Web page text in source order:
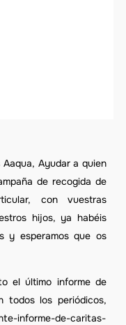
Ayudar a quien
de recogida de
con vuestras
hijos, ya habéis
y esperamos que os
el último informe de
todos los periódicos,
informe-de-caritas-